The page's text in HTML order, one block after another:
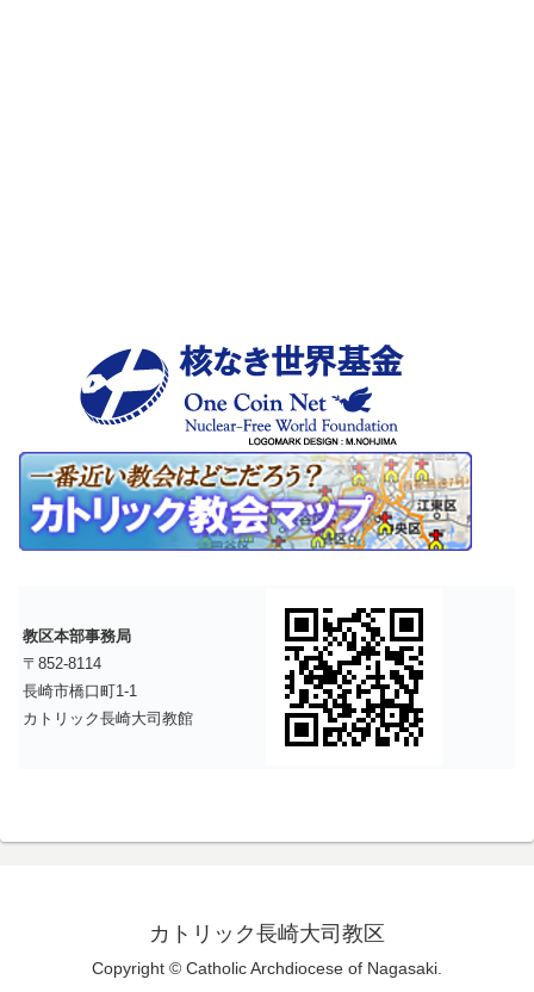
教区本部事務局
〒852-8114
長崎市橋口町1-1
カトリック長崎大司教館
カトリック長崎大司教区
Copyright © Catholic Archdiocese of Nagasaki.